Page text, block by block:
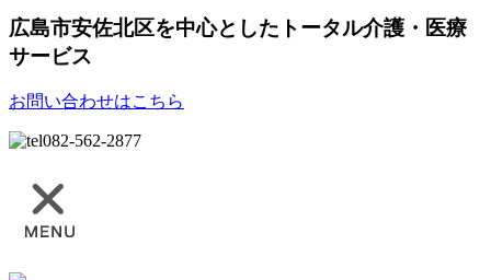
広島市安佐北区を中心としたトータル介護・医療
サービス
お問い合わせはこちら
082-562-2877